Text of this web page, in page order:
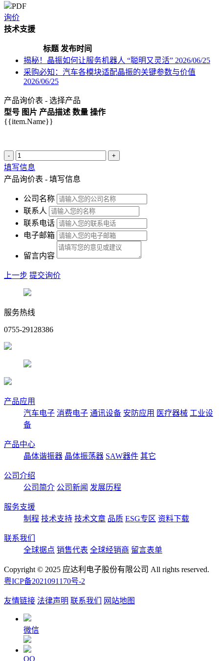
PDF
询价
技术支援
标题 发布时间
揭秘！晶振如何让服务机器人 “聪明又灵活” 2026/06/25
采购必知：汽车各模块适配晶振的关键参数与价值
2026/06/25
产品询价表 - 选择产品
型号 图片 产品描述 数量 操作
{{item.Name}}
- +
填写信息
产品询价表 - 填写信息
公司名称
联系人
联系电话
电子邮箱
留言内容
上一步 提交询价
服务热线
0755-29128386
产品应用
汽车电子 消费电子 通讯设备 安防应用 医疗器械 工业设
备
产品中心
晶体谐振器 晶体振荡器 SAW器件 其它
公司介绍
公司简介 公司新闻 发展历程
服务支援
制程 技术支持 技术文章 品质 ESG专区 资料下载
联系我们
全球据点 销售代表 全球经销商 留言表单
Copyright © 2025 应达利电子股份有限公司 All rights reserved.
粤ICP备2021091170号-2
友情链接 法律声明 联系我们 网站地图
微信
QQ